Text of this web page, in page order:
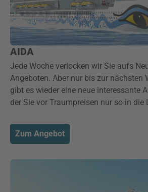
AIDA
Jede Woche verlocken wir Sie aufs
Angeboten. Aber nur bis zur nächsten
gibt es wieder eine neue interessante
der Sie vor Traumpreisen nur so in die
Zum Angebot